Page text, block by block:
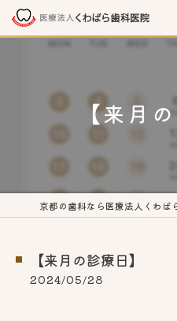
【来月
【来月の診療日】
2024/05/28